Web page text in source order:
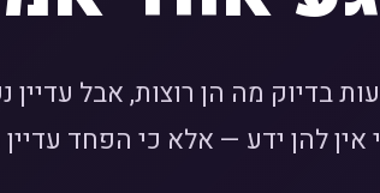
בדיוק מה הן רוצות, אבל עדיין
אין להן ידע — אלא כי הפחד